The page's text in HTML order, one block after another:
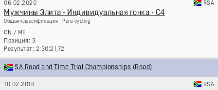
06.02.2020 RSA
Мужчины Элита - Индивидуальная гонка - C4
Общая классификация - Para-cycling
CN / ME
3
2:30:21,72
SA Road and Time Trial Championships (Road)
10.02.2018 RSA